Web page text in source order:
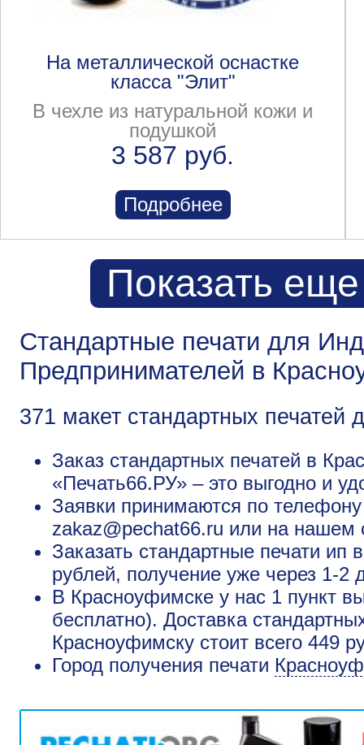
На металлической оснастке
класса "Элит"
В чехле из натуральной кожи и
подушкой
3 587 руб.
Подробнее
Показать
Стандартные печати для
Предпринимателей в
371 макет стандартных печатей
Заказ стандартных печатей в
«Печать66.РУ» – это выгодно и
Заявки принимаются по
zakaz@pechat66.ru или на нашем
Заказать стандартные печати
рублей, получение уже через 1-2
В Красноуфимске у нас 1 пункт
бесплатно). Доставка
Красноуфимску стоит всего 449
Город получения печати